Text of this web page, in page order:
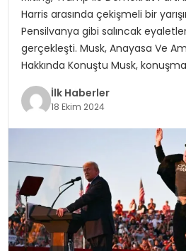
SPOR
TEKNOLOJI
YAŞAM
Harris arasında çekişmeli bir
Pensilvanya gibi salıncak
gerçekleşti. Musk, Anayasa Ve
Hakkında Konuştu Musk,
İlk Haberler
18 Ekim 2024